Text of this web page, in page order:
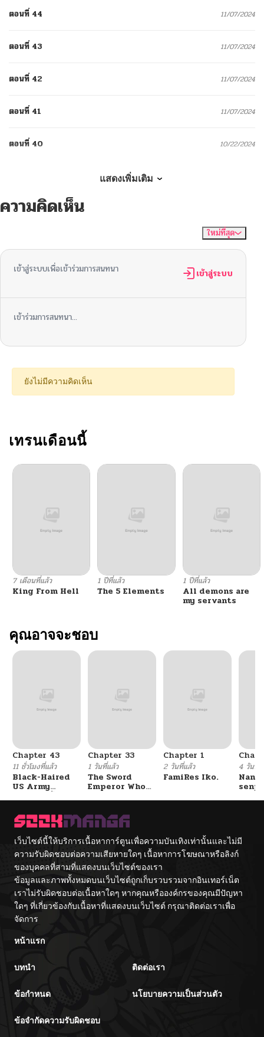
ตอนที่ 44 11/07/2024
ตอนที่ 43 11/07/2024
ตอนที่ 42 11/07/2024
ตอนที่ 41 11/07/2024
ตอนที่ 40 10/22/2024
ตอนที่ 38
10/22/2024
ตอนที่ 36 10/22/2024
10/22/2024
ตอนที่ 33 10/22/2024
ตอนที่ 31
ตอนที่ 30
ตอนที่ 28 10/22/2024
ตอนที่ 27
ตอนที่ 26 10/22/2024
ตอนที่ 25
ตอนที่ 21 10/22/2024
ตอนที่ 20 10/22/2024
ตอนที่ 19
ตอนที่ 18 10/22/2024
ตอนที่ 17 10/22/2024
ตอนที่ 16
ตอนที่ 14
ตอนที่ 13
แสดงเพิ่มเติม
ความคิดเห็น
ใหม่ที่สุด
เข้าสู่ระบบเพื่อเข้าร่วมการสนทนา เข้าสู่ระบบ
เข้าร่วมการสนทนา...
ยังไม่มีความคิดเห็น
เทรนเดือนนี้
7 เดือนที่แล้ว
King From Hell
1 ปีที่แล้ว
The 5 Elements
1 ปีที่แล้ว
All demons are
my servants
คุณอาจจะชอบ
Chapter 43
11 ชั่วโมงที่แล้ว
Black-Haired
US Army
General ย้อนเวลา
Chapter 33
1 วันที่แล้ว
The Sword
Emperor Who
จักรพรรดิเทพดาบ
ผงาดเหนือชาติภพ
Chapter 1
2 วันที่แล้ว
FamiRes Iko.
4 วันที่
เว็บไซต์นี้ให้บริการเนื้อหาการ์ตูนเพื่อความบันเทิงเท่านั้นและไม่มี
ความรับผิดชอบต่อความเสียหายใดๆ เนื้อหาการโฆษณาหรือลิงก์
ของบุคคลที่สามที่แสดงบนเว็บไซต์ของเรา
ข้อมูลและภาพทั้งหมดบนเว็บไซต์ถูกเก็บรวบรวมจากอินเทอร์เน็ต
เราไม่รับผิดชอบต่อเนื้อหาใดๆ หากคุณหรือองค์กรของคุณมีปัญหา
ใดๆ ที่เกี่ยวข้องกับเนื้อหาที่แสดงบนเว็บไซต์ กรุณาติดต่อเราเพื่อ
จัดการ
หน้าแรก
บทนำ ติดต่อเรา
ข้อกำหนด นโยบายความเป็นส่วนตัว
ข้อจำกัดความรับผิดชอบ